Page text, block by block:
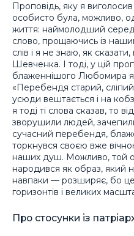
Проповідь, яку я
особисто була, можливо,
життя: наймолодший
слово, прощаючись із
слів і я не знаю, як
Шевченка. І тоді, у цій
блаженнішого Любомира
«Перебендя старий,
усюди вештається і на
я тоді ті слова сказав, то
зворушили людей,
сучасний перебендя,
торкнувся своєю вже
наших душ. Можливо, той
народився як образ, який
навпаки — розширяє, бо
горизонтів і великих
Про стосунки із